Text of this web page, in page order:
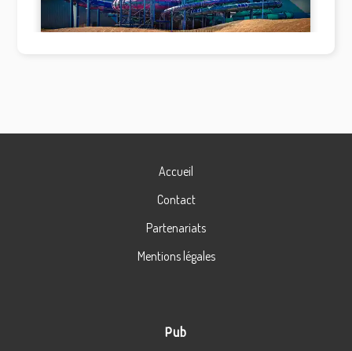
Accueil
Contact
Partenariats
Mentions légales
Pub